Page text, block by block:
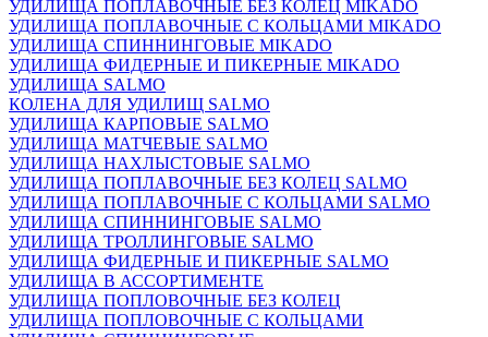
УДИЛИЩА ПОПЛАВОЧНЫЕ БЕЗ КОЛЕЦ MIKADO
УДИЛИЩА ПОПЛАВОЧНЫЕ С КОЛЬЦАМИ MIKADO
УДИЛИЩА СПИННИНГОВЫЕ MIKADO
УДИЛИЩА ФИДЕРНЫЕ И ПИКЕРНЫЕ MIKADO
УДИЛИЩА SALMO
КОЛЕНА ДЛЯ УДИЛИЩ SALMO
УДИЛИЩА КАРПОВЫЕ SALMO
УДИЛИЩА МАТЧЕВЫЕ SALMO
УДИЛИЩА НАХЛЫСТОВЫЕ SALMO
УДИЛИЩА ПОПЛАВОЧНЫЕ БЕЗ КОЛЕЦ SALMO
УДИЛИЩА ПОПЛАВОЧНЫЕ С КОЛЬЦАМИ SALMO
УДИЛИЩА СПИННИНГОВЫЕ SALMO
УДИЛИЩА ТРОЛЛИНГОВЫЕ SALMO
УДИЛИЩА ФИДЕРНЫЕ И ПИКЕРНЫЕ SALMO
УДИЛИЩА В АССОРТИМЕНТЕ
УДИЛИЩА ПОПЛОВОЧНЫЕ БЕЗ КОЛЕЦ
УДИЛИЩА ПОПЛОВОЧНЫЕ С КОЛЬЦАМИ